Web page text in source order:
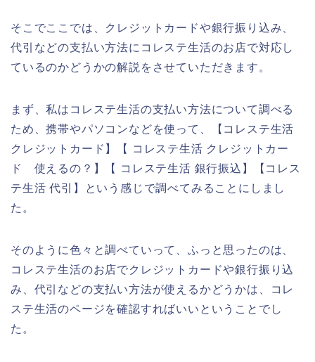
そこでここでは、クレジットカードや銀行振り込み、
代引などの支払い方法にコレステ生活のお店で対応し
ているのかどうかの解説をさせていただきます。
まず、私はコレステ生活の支払い方法について調べる
ため、携帯やパソコンなどを使って、【コレステ生活
クレジットカード】【 コレステ生活 クレジットカー
ド 使えるの？】【 コレステ生活 銀行振込】【コレス
テ生活 代引】という感じで調べてみることにしまし
た。
そのように色々と調べていって、ふっと思ったのは、
コレステ生活のお店でクレジットカードや銀行振り込
み、代引などの支払い方法が使えるかどうかは、コレ
ステ生活のページを確認すればいいということでし
た。